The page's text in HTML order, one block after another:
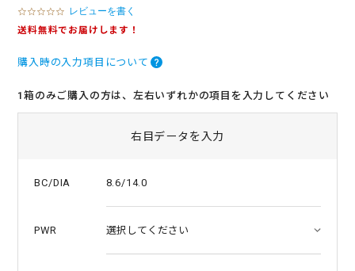
0
.
t
r
レビューを書く
送料無料でお届けします！
購入時の入力項目について
1箱のみご購入の方は、左右いずれかの項目を入力してください
右目データを入力
BC/DIA 8.6/14.0
PWR